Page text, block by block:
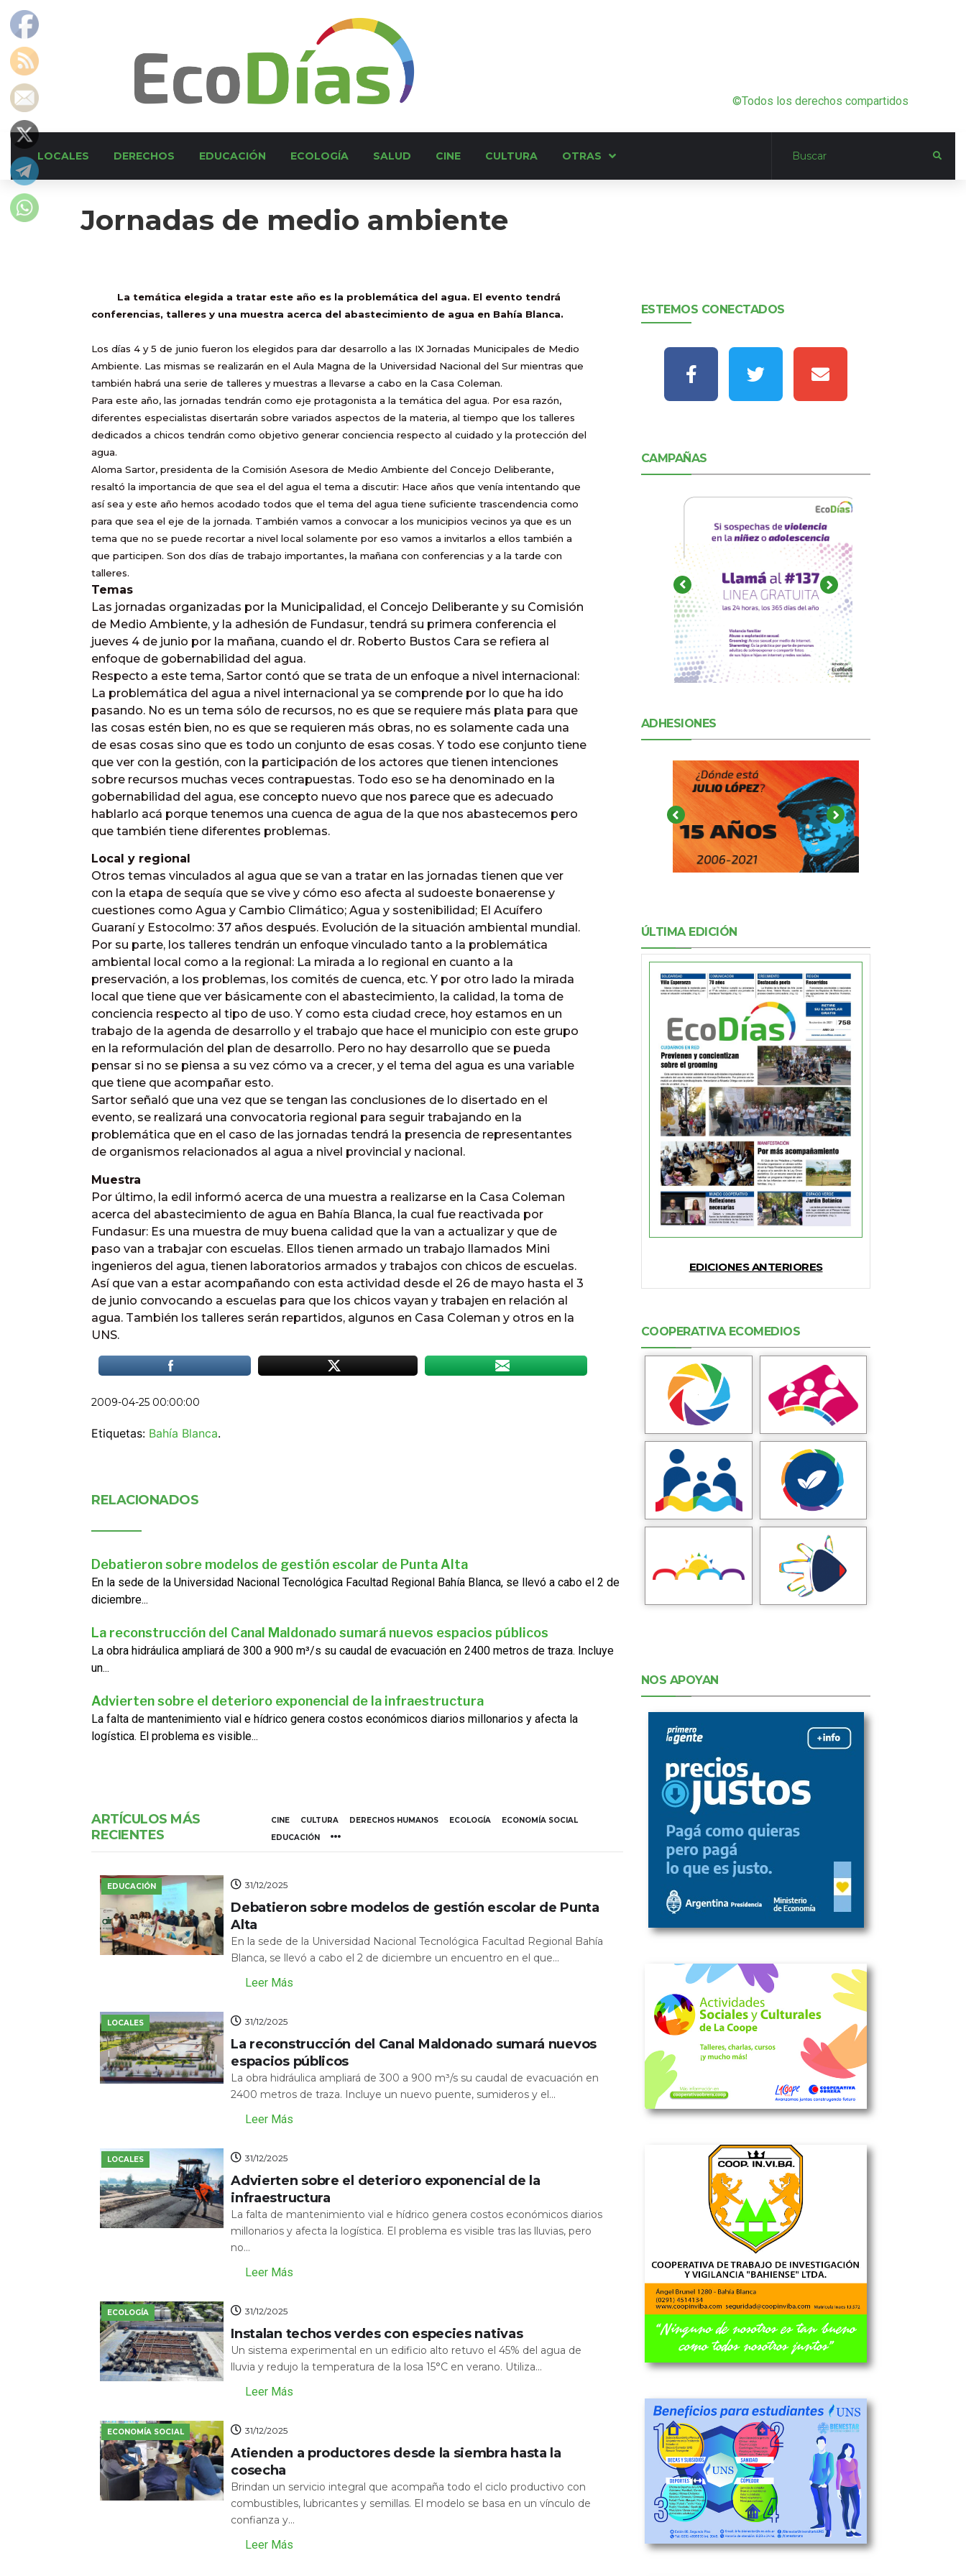
©Todos los derechos compartidos
LOCALES DERECHOS EDUCACIÓN ECOLOGÍA SALUD CINE CULTURA OTRAS
Jornadas de medio ambiente
La temática elegida a tratar este año es la problemática del agua. El evento tendrá
conferencias, talleres y una muestra acerca del abastecimiento de agua en Bahía Blanca.
Los días 4 y 5 de junio fueron los elegidos para dar desarrollo a las IX Jornadas Municipales de Medio
Ambiente. Las mismas se realizarán en el Aula Magna de la Universidad Nacional del Sur mientras que
también habrá una serie de talleres y muestras a llevarse a cabo en la Casa Coleman.
Para este año, las jornadas tendrán como eje protagonista a la temática del agua. Por esa razón,
diferentes especialistas disertarán sobre variados aspectos de la materia, al tiempo que los talleres
dedicados a chicos tendrán como objetivo generar conciencia respecto al cuidado y la protección del
agua.
Aloma Sartor, presidenta de la Comisión Asesora de Medio Ambiente del Concejo Deliberante,
resaltó la importancia de que sea el del agua el tema a discutir: Hace años que venía intentando que
así sea y este año hemos acodado todos que el tema del agua tiene suficiente trascendencia como
para que sea el eje de la jornada. También vamos a convocar a los municipios vecinos ya que es un
tema que no se puede recortar a nivel local solamente por eso vamos a invitarlos a ellos también a
que participen. Son dos días de trabajo importantes, la mañana con conferencias y a la tarde con
talleres.
Temas
Las jornadas organizadas por la Municipalidad, el Concejo Deliberante y su Comisión
de Medio Ambiente, y la adhesión de Fundasur, tendrá su primera conferencia el
jueves 4 de junio por la mañana, cuando el dr. Roberto Bustos Cara se refiera al
enfoque de gobernabilidad del agua.
Respecto a este tema, Sartor contó que se trata de un enfoque a nivel internacional:
La problemática del agua a nivel internacional ya se comprende por lo que ha ido
pasando. No es un tema sólo de recursos, no es que se requiere más plata para que
las cosas estén bien, no es que se requieren más obras, no es solamente cada una
de esas cosas sino que es todo un conjunto de esas cosas. Y todo ese conjunto tiene
que ver con la gestión, con la participación de los actores que tienen intenciones
sobre recursos muchas veces contrapuestas. Todo eso se ha denominado en la
gobernabilidad del agua, ese concepto nuevo que nos parece que es adecuado
hablarlo acá porque tenemos una cuenca de agua de la que nos abastecemos pero
que también tiene diferentes problemas.
Local y regional
Otros temas vinculados al agua que se van a tratar en las jornadas tienen que ver
con la etapa de sequía que se vive y cómo eso afecta al sudoeste bonaerense y
cuestiones como Agua y Cambio Climático; Agua y sostenibilidad; El Acuífero
Guaraní y Estocolmo: 37 años después. Evolución de la situación ambiental mundial.
Por su parte, los talleres tendrán un enfoque vinculado tanto a la problemática
ambiental local como a la regional:  La mirada a lo regional en cuanto a la
preservación, a los problemas, los comités de cuenca, etc. Y por otro lado la mirada
local que tiene que ver básicamente con el abastecimiento, la calidad, la toma de
conciencia respecto al tipo de uso. Y como esta ciudad crece, hoy estamos en un
trabajo de la agenda de desarrollo y el trabajo que hace el municipio con este grupo
en la reformulación del plan de desarrollo. Pero no hay desarrollo que se pueda
pensar si no se piensa a su vez cómo va a crecer, y el tema del agua es una variable
que tiene que acompañar esto.
Sartor señaló que una vez que se tengan las conclusiones de lo disertado en el
evento, se realizará una convocatoria regional para seguir trabajando en la
problemática que en el caso de las jornadas tendrá la presencia de representantes
de organismos relacionados al agua a nivel provincial y nacional.
Muestra
Por último, la edil informó acerca de una muestra a realizarse en la Casa Coleman
acerca del abastecimiento de agua en Bahía Blanca, la cual fue reactivada por
Fundasur: Es una muestra de muy buena calidad que la van a actualizar y que de
paso van a trabajar con escuelas. Ellos tienen armado un trabajo llamados Mini
ingenieros del agua, tienen laboratorios armados y trabajos con chicos de escuelas.
Así que van a estar acompañando con esta actividad desde el 26 de mayo hasta el 3
de junio convocando a escuelas para que los chicos vayan y trabajen en relación al
agua. También los talleres serán repartidos, algunos en Casa Coleman y otros en la
UNS.
2009-04-25 00:00:00
Etiquetas: Bahía Blanca.
RELACIONADOS
Debatieron sobre modelos de gestión escolar de Punta Alta
En la sede de la Universidad Nacional Tecnológica Facultad Regional Bahía Blanca, se llevó a cabo el 2 de
diciembre...
La reconstrucción del Canal Maldonado sumará nuevos espacios públicos
La obra hidráulica ampliará de 300 a 900 m³/s su caudal de evacuación en 2400 metros de traza. Incluye
un...
Advierten sobre el deterioro exponencial de la infraestructura
La falta de mantenimiento vial e hídrico genera costos económicos diarios millonarios y afecta la
logística. El problema es visible...
ARTÍCULOS MÁS
RECIENTES
CINE CULTURA DERECHOS HUMANOS ECOLOGÍA
ECONOMÍA SOCIAL
EDUCACIÓN
EDUCACIÓN 31/12/2025
Debatieron sobre modelos de gestión escolar de Punta
Alta
En la sede de la Universidad Nacional Tecnológica Facultad Regional Bahía
Blanca, se llevó a cabo el 2 de diciembre un encuentro en el que...
Leer Más
LOCALES 31/12/2025
La reconstrucción del Canal Maldonado sumará nuevos
espacios públicos
La obra hidráulica ampliará de 300 a 900 m³/s su caudal de evacuación en
2400 metros de traza. Incluye un nuevo puente, sumideros y el...
Leer Más
LOCALES 31/12/2025
Advierten sobre el deterioro exponencial de la
infraestructura
La falta de mantenimiento vial e hídrico genera costos económicos diarios
millonarios y afecta la logística. El problema es visible tras las lluvias, pero
no...
Leer Más
ECOLOGÍA 31/12/2025
Instalan techos verdes con especies nativas
Un sistema experimental en un edificio alto retuvo el 45% del agua de
lluvia y redujo la temperatura de la losa 15°C en verano. Utiliza...
Leer Más
ECONOMÍA SOCIAL 31/12/2025
Atienden a productores desde la siembra hasta la
cosecha
Brindan un servicio integral que acompaña todo el ciclo productivo con
combustibles, lubricantes y semillas. El modelo se basa en un vínculo de
confianza y...
Leer Más
ESTEMOS CONECTADOS
CAMPAÑAS
ADHESIONES
ÚLTIMA EDICIÓN
EDICIONES ANTERIORES
COOPERATIVA ECOMEDIOS
NOS APOYAN